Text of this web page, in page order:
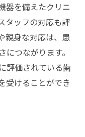
器を備えたクリニ
タッフの対応も評
親身な対応は、患
つながります。
評価されている歯
受けることができ